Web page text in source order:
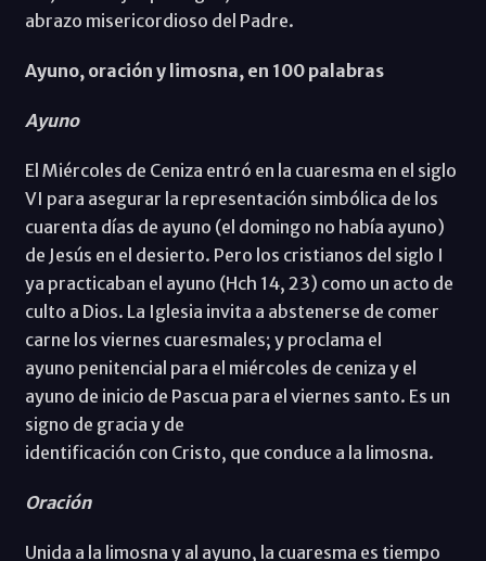
abrazo misericordioso del Padre.
Ayuno, oración y limosna, en 100 palabras
Ayuno
El Miércoles de Ceniza entró en la cuaresma en el siglo
VI para asegurar la representación simbólica de los
cuarenta días de ayuno (el domingo no había ayuno)
de Jesús en el desierto. Pero los cristianos del siglo I
ya practicaban el ayuno (Hch 14, 23) como un acto de
culto a Dios. La Iglesia invita a abstenerse de comer
carne los viernes cuaresmales; y proclama el
ayuno penitencial para el miércoles de ceniza y el
ayuno de inicio de Pascua para el viernes santo. Es un
signo de gracia y de
identificación con Cristo, que conduce a la limosna.
Oración
Unida a la limosna y al ayuno, la cuaresma es tiempo